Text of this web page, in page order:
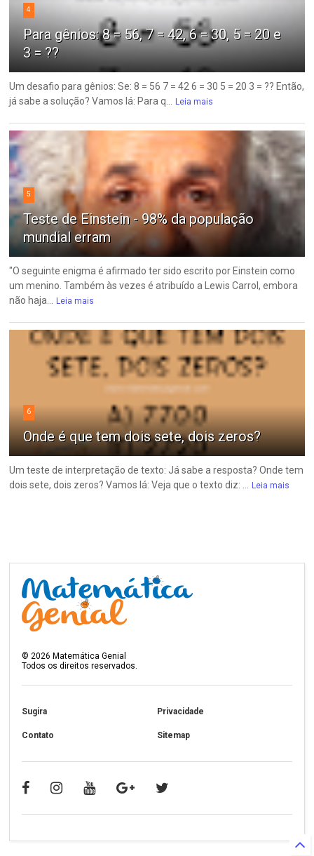
4
Para gênios: 8 = 56, 7 = 42, 6 = 30, 5 = 20 e
3 = ??
Um desafio para gênios: Se: 8 = 56 7 = 42 6 = 30 5 = 20 3 = ?? Então,
já sabe a solução? Vamos lá: Para q...
Leia mais
5
Teste de Einstein - 98% da população
mundial erram
"O seguinte enigma é afirmado ter sido escrito por Einstein como
um menino. Também às vezes é atribuído a Lewis Carrol, embora
não haja...
Leia mais
6
Onde é que tem dois sete, dois zeros?
Um teste de interpretação de texto: Já sabe a resposta? Onde tem
dois sete, dois zeros? Vamos lá: Veja que o texto diz: ...
Leia mais
©2026 Matemática Genial
Todos os direitos reservados.
Sugira Privacidade
Contato Sitemap